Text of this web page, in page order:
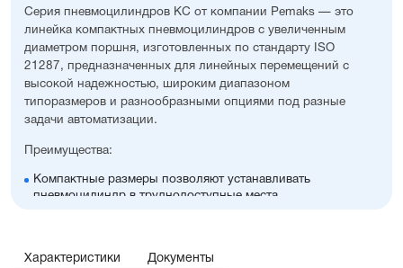
Серия пневмоцилиндров KC от компании Pemaks — это
линейка компактных пневмоцилиндров с увеличенным
диаметром поршня, изготовленных по стандарту ISO
21287, предназначенных для линейных перемещений с
высокой надежностью, широким диапазоном
типоразмеров и разнообразными опциями под разные
задачи автоматизации.
Преимущества:
Компактные размеры позволяют устанавливать
пневмоцилиндр в труднодоступные места
Широкий ассортимент опций и монтажных
Характеристики Документы